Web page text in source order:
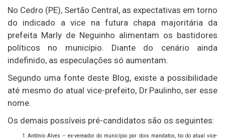
No Cedro (PE), Sertão Central, as expectativas em torno
do indicado a vice na futura chapa majoritária da
prefeita Marly de Neguinho alimentam os bastidores
políticos no município. Diante do cenário ainda
indefinido, as especulações só aumentam.
Segundo uma fonte deste Blog, existe a possibilidade
até mesmo do atual vice-prefeito, Dr.Paulinho, ser esse
nome.
Os demais possíveis pré-candidatos são os seguintes:
Antônio Alves – ex-vereador do município por dois mandatos, tio do atual vice-